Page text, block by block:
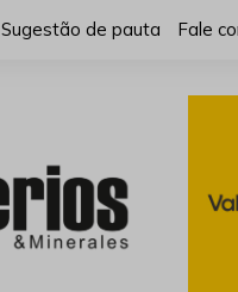
Sugestão de pauta Fale